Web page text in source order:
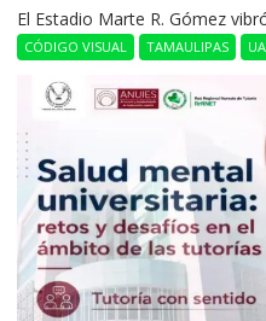
El Estadio Marte R. Gómez
CÓDIGO VISUAL TAMAULIPAS